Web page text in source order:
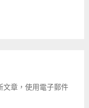
文章，使用電子郵件